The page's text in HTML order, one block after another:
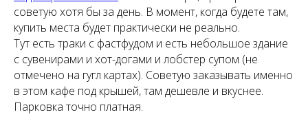
советую хотя бы за день. В момент, когда будете там,
купить места будет практически не реально.
Тут есть траки с фастфудом и есть небольшое здание
с сувенирами и хот-догами и лобстер супом (не
отмечено на гугл картах). Советую заказывать именно
в этом кафе под крышей, там дешевле и вкуснее.
Парковка точно платная.